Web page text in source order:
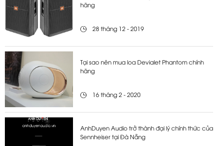
hãng
28 tháng 12 - 2019
Tại sao nên mua loa Devialet Phantom chính
hãng
16 tháng 2 - 2020
AnhDuyen Audio trở thành đại lý chính thức của
Sennheiser tại Đà Nẵng